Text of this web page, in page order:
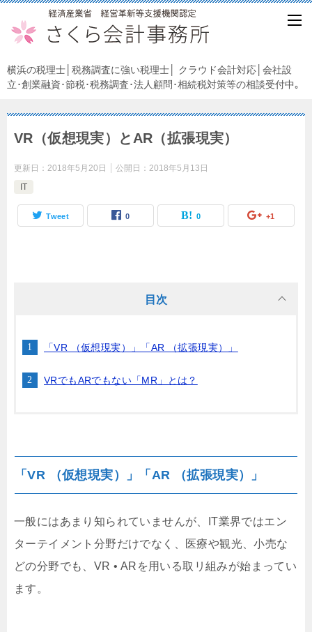
横浜の税理士│税務調査に強い税理士│ クラウド会計対応│会社設
立･創業融資･節税･税務調査･法人顧問･相続税対策等の相談受付中｡
VR（仮想現実）とAR（拡張現実）
更新日： 2018年5月20日 公開日： 2018年5月13日
IT
Tweet 0 0 +1
目次
「VR （仮想現実）」「AR （拡張現実）」
VRでもARでもない「MR」とは？
「VR （仮想現実）」「AR （拡張現実）」
一般にはあまり知られていませんが、IT業界ではエン
ターテイメント分野だけでなく、医療や観光、小売な
どの分野でも、VR • ARを用いる取リ組みが始まってい
ます。